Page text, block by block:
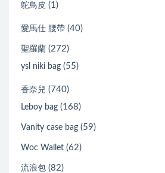
鴕鳥皮 (1)
愛馬仕 腰帶 (40)
聖羅蘭 (272)
ysl niki bag (55)
香奈兒 (740)
Leboy bag (168)
Vanity case bag (59)
Woc Wallet (62)
流浪包 (82)